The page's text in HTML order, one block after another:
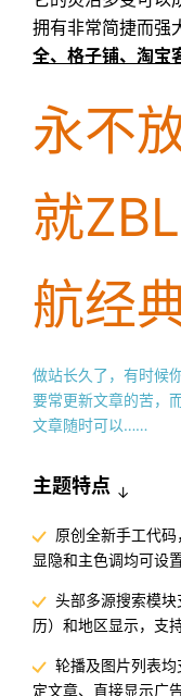
拥有非常简捷而强
全、格子铺、淘宝
永不
就
航经典
做站长久了，有时候
要常更新文章的苦，
文章随时可以……
主题特点 ↓
原创全新手工代
显隐和主色调均可设置
头部多源搜索模
历）和地区显示，支
轮播及图片列表
定文章、直接显示广